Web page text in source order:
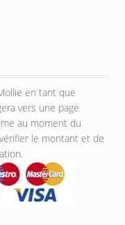
en tant que
vers une page
au moment du
le montant et de